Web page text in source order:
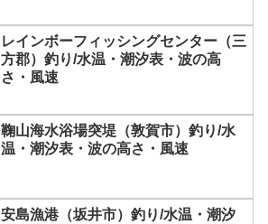
レインボーフィッシングセンター（三
方郡）釣り/水温・潮汐表・波の高
さ・風速
鞠山海水浴場突堤（敦賀市）釣り/水
温・潮汐表・波の高さ・風速
安島漁港（坂井市）釣り/水温・潮汐